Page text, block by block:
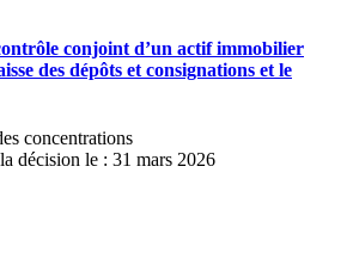
conjoint d’un actif immobilier
des dépôts et consignations et le
concentrations
décision le : 31 mars 2026